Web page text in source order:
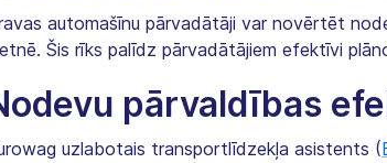
automašīnu pārvadātāji var novērtēt
Šis rīks palīdz pārvadātājiem efektīvi
pārvaldības
uzlabotais transportlīdzekļa asistents (